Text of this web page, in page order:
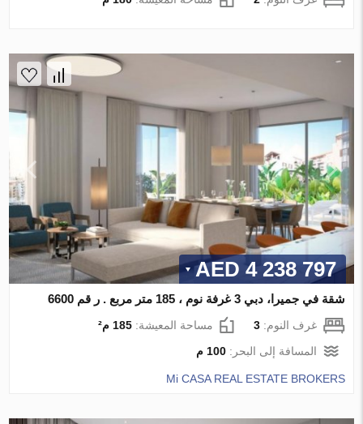
4 238 797 AED
شقة في جميرا، دبي 3 غرفة نوم ، 185 متر مربع . ر قم 6600
غرف النوم:3 مساحة المعيشة:185 م²
المسافة إلى البحر:100 م
Mi CASA REAL ESTATE BROKERS